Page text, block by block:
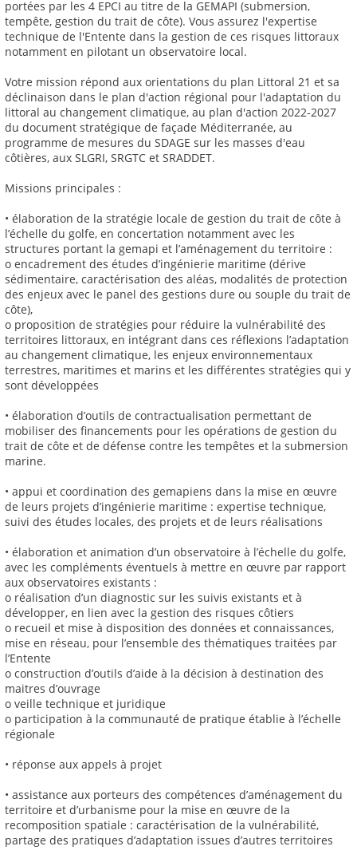
portées par les 4 EPCI au titre de la GEMAPI (submersion,
tempête, gestion du trait de côte). Vous assurez l'expertise
technique de l'Entente dans la gestion de ces risques littoraux
notamment en pilotant un observatoire local.
Votre mission répond aux orientations du plan Littoral 21 et sa
déclinaison dans le plan d'action régional pour l'adaptation du
littoral au changement climatique, au plan d'action 2022-2027
du document stratégique de façade Méditerranée, au
programme de mesures du SDAGE sur les masses d'eau
côtières, aux SLGRI, SRGTC et SRADDET.
Missions principales :
• élaboration de la stratégie locale de gestion du trait de côte à
l’échelle du golfe, en concertation notamment avec les
structures portant la gemapi et l’aménagement du territoire :
o encadrement des études d’ingénierie maritime (dérive
sédimentaire, caractérisation des aléas, modalités de protection
des enjeux avec le panel des gestions dure ou souple du trait de
côte),
o proposition de stratégies pour réduire la vulnérabilité des
territoires littoraux, en intégrant dans ces réflexions l’adaptation
au changement climatique, les enjeux environnementaux
terrestres, maritimes et marins et les différentes stratégies qui y
sont développées
• élaboration d’outils de contractualisation permettant de
mobiliser des financements pour les opérations de gestion du
trait de côte et de défense contre les tempêtes et la submersion
marine.
• appui et coordination des gemapiens dans la mise en œuvre
de leurs projets d’ingénierie maritime : expertise technique,
suivi des études locales, des projets et de leurs réalisations
• élaboration et animation d’un observatoire à l’échelle du golfe,
avec les compléments éventuels à mettre en œuvre par rapport
aux observatoires existants :
o réalisation d’un diagnostic sur les suivis existants et à
développer, en lien avec la gestion des risques côtiers
o recueil et mise à disposition des données et connaissances,
mise en réseau, pour l’ensemble des thématiques traitées par
l’Entente
o construction d’outils d’aide à la décision à destination des
maitres d’ouvrage
o veille technique et juridique
o participation à la communauté de pratique établie à l’échelle
régionale
• réponse aux appels à projet
• assistance aux porteurs des compétences d’aménagement du
territoire et d’urbanisme pour la mise en œuvre de la
recomposition spatiale : caractérisation de la vulnérabilité,
partage des pratiques d’adaptation issues d’autres territoires